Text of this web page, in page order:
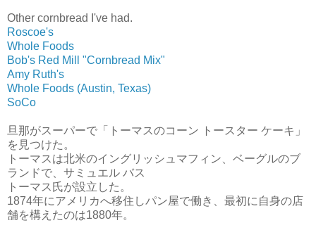
Other cornbread I've had.
Roscoe's
Whole Foods
Bob's Red Mill "Cornbread Mix"
Amy Ruth's
Whole Foods (Austin, Texas)
SoCo
旦那がスーパーで「トーマスのコーン トースター ケーキ」
を見つけた。
トーマスは北米のイングリッシュマフィン、ベーグルのブ
ランドで、サミュエル バス
トーマス氏が設立した。
1874年にアメリカへ移住しパン屋で働き、最初に自身の店
舗を構えたのは1880年。